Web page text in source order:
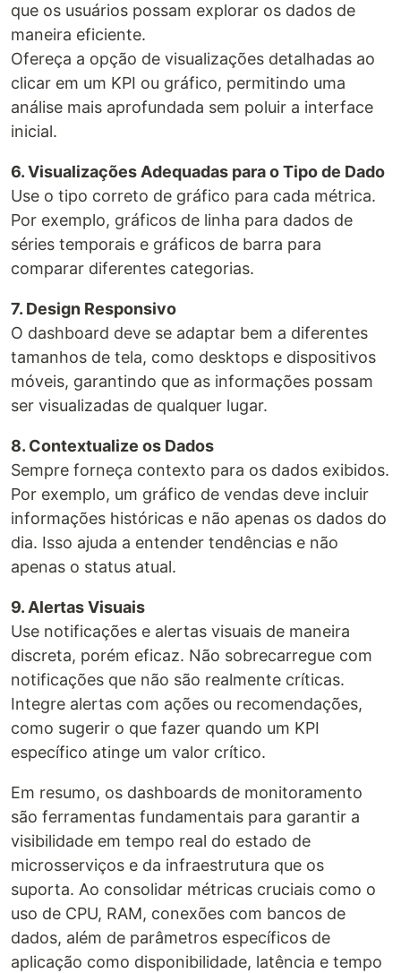
que os usuários possam explorar os dados de
maneira eficiente.
Ofereça a opção de visualizações detalhadas ao
clicar em um KPI ou gráfico, permitindo uma
análise mais aprofundada sem poluir a interface
inicial.
6. Visualizações Adequadas para o Tipo de Dado
Use o tipo correto de gráfico para cada métrica.
Por exemplo, gráficos de linha para dados de
séries temporais e gráficos de barra para
comparar diferentes categorias.
7. Design Responsivo
O dashboard deve se adaptar bem a diferentes
tamanhos de tela, como desktops e dispositivos
móveis, garantindo que as informações possam
ser visualizadas de qualquer lugar.
8. Contextualize os Dados
Sempre forneça contexto para os dados exibidos.
Por exemplo, um gráfico de vendas deve incluir
informações históricas e não apenas os dados do
dia. Isso ajuda a entender tendências e não
apenas o status atual.
9. Alertas Visuais
Use notificações e alertas visuais de maneira
discreta, porém eficaz. Não sobrecarregue com
notificações que não são realmente críticas.
Integre alertas com ações ou recomendações,
como sugerir o que fazer quando um KPI
específico atinge um valor crítico.
Em resumo, os dashboards de monitoramento
são ferramentas fundamentais para garantir a
visibilidade em tempo real do estado de
microsserviços e da infraestrutura que os
suporta. Ao consolidar métricas cruciais como o
uso de CPU, RAM, conexões com bancos de
dados, além de parâmetros específicos de
aplicação como disponibilidade, latência e tempo